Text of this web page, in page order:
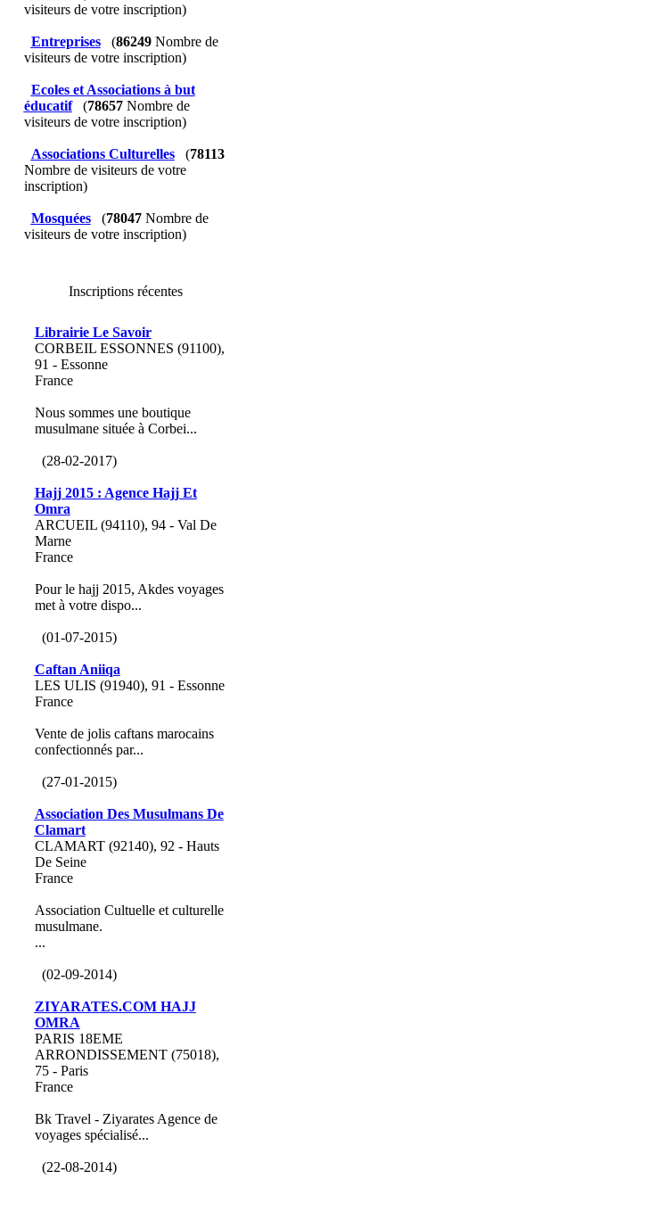
visiteurs de votre inscription)
Entreprises (86249Nombre de
visiteurs de votre inscription)
Ecoles et Associations à but
éducatif
(78657Nombre de
visiteurs de votre inscription)
Associations Culturelles (78113
Nombre de visiteurs de votre
inscription)
Mosquées (78047Nombre de
visiteurs de votre inscription)
Inscriptions récentes
Librairie Le Savoir
CORBEIL ESSONNES (91100),
91 - Essonne
France
Nous sommes une boutique
musulmane située à Corbei...
(28-02-2017)
Hajj 2015 : Agence Hajj Et
Omra
ARCUEIL (94110), 94 - Val De
Marne
France
Pour le hajj 2015, Akdes voyages
met à votre dispo...
(01-07-2015)
Caftan Aniiqa
LES ULIS (91940), 91 - Essonne
France
Vente de jolis caftans marocains
confectionnés par...
(27-01-2015)
Association Des Musulmans De
Clamart
CLAMART (92140), 92 - Hauts
De Seine
France
Association Cultuelle et culturelle
musulmane.
...
(02-09-2014)
ZIYARATES.COM HAJJ
OMRA
PARIS 18EME
ARRONDISSEMENT (75018),
75 - Paris
France
Bk Travel - Ziyarates Agence de
voyages spécialisé...
(22-08-2014)